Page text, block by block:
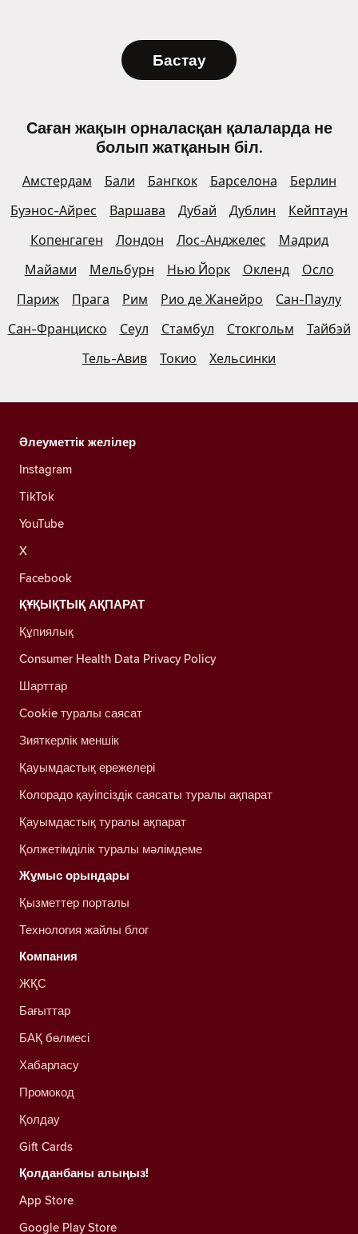
Бастау
Саған жақын орналасқан қалаларда не
болып жатқанын біл.
Амстердам Бали Бангкок Барселона
Берлин
Буэнос-Айрес
Варшава Дубай Дублин
Кейптаун
Копенгаген
Лондон Лос-Анджелес
Мадрид
Майами
Мельбурн Нью Йорк Окленд
Осло
Париж
Прага Рим Рио де Жанейро
Сан-Паулу
Сан-Франциско
Сеул Стамбул Стокгольм
Тайбэй
Тель-Авив
Токио Хельсинки
Әлеуметтік желілер
Instagram
TikTok
YouTube
X
Facebook
ҚҰҚЫҚТЫҚ АҚПАРАТ
Құпиялық
Consumer Health Data Privacy Policy
Шарттар
Cookie туралы саясат
Зияткерлік меншік
Қауымдастық ережелері
Колорадо қауіпсіздік саясаты туралы ақпарат
Қауымдастық туралы ақпарат
Қолжетімділік туралы мәлімдеме
Жұмыс орындары
Қызметтер порталы
Технология жайлы блог
Компания
ЖҚС
Бағыттар
БАҚ бөлмесі
Хабарласу
Промокод
Қолдау
Gift Cards
Қолданбаны алыңыз!
App Store
Google Play Store